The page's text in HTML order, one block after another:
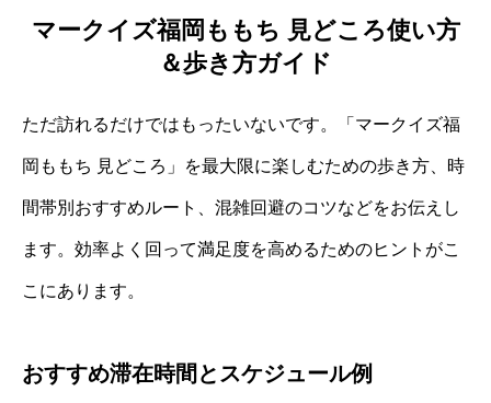
マークイズ福岡ももち 見どころ使い方
＆歩き方ガイド
ただ訪れるだけではもったいないです。「マークイズ福
岡ももち 見どころ」を最大限に楽しむための歩き方、時
間帯別おすすめルート、混雑回避のコツなどをお伝えし
ます。効率よく回って満足度を高めるためのヒントがこ
こにあります。
おすすめ滞在時間とスケジュール例